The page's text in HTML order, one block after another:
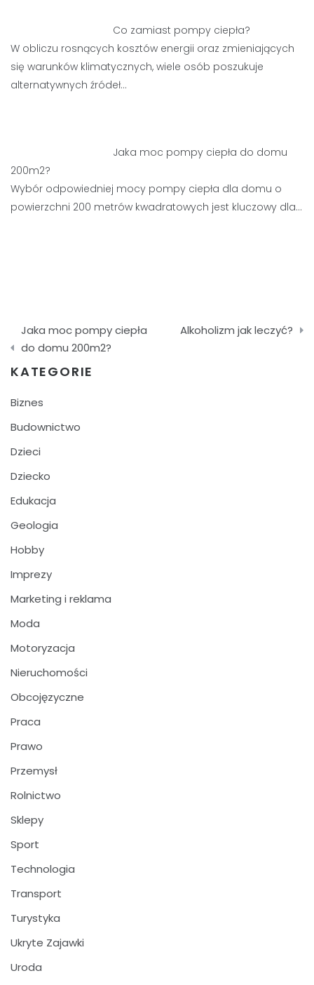
Co zamiast pompy ciepła?
W obliczu rosnących kosztów energii oraz zmieniających
się warunków klimatycznych, wiele osób poszukuje
alternatywnych źródeł…
Jaka moc pompy ciepła do domu
200m2?
Wybór odpowiedniej mocy pompy ciepła dla domu o
powierzchni 200 metrów kwadratowych jest kluczowy dla…
Nawigacja
wpisu
Jaka moc pompy ciepła
do domu 200m2?
Alkoholizm jak leczyć?
KATEGORIE
Biznes
Budownictwo
Dzieci
Dziecko
Edukacja
Geologia
Hobby
Imprezy
Marketing i reklama
Moda
Motoryzacja
Nieruchomości
Obcojęzyczne
Praca
Prawo
Przemysł
Rolnictwo
Sklepy
Sport
Technologia
Transport
Turystyka
Ukryte Zajawki
Uroda